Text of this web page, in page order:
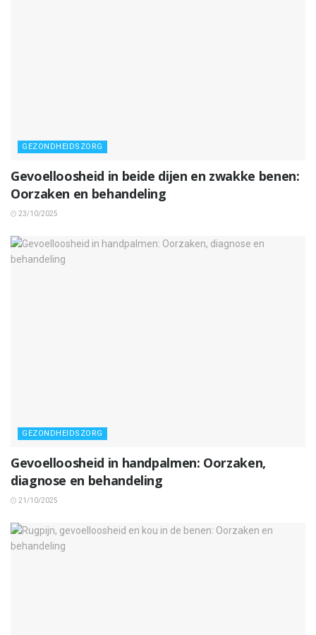
GEZONDHEIDSZORG
Gevoelloosheid in beide dijen en zwakke benen:
Oorzaken en behandeling
23/10/2025
GEZONDHEIDSZORG
Gevoelloosheid in handpalmen: Oorzaken,
diagnose en behandeling
21/10/2025